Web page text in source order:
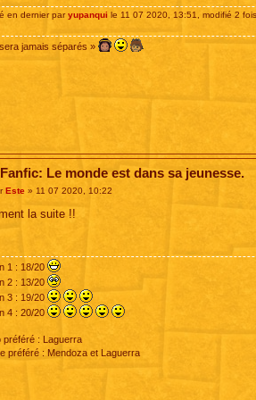
en dernier paryupanqui le 11 07 2020, 13:51, modifié 2
jamais séparés »
Le monde est dans sa jeunesse.
Este» 11 07 2020, 10:22
la suite !!
1 : 18/20
2 : 13/20
3 : 19/20
4 : 20/20
préféré : Laguerra
préféré : Mendoza et Laguerra